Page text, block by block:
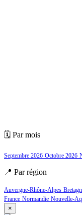
🗓️ Par mois
Septembre 2026 Octobre 2026
📍 Par région
Auvergne-Rhône-Alpes
France Normandie Nouvelle-
×